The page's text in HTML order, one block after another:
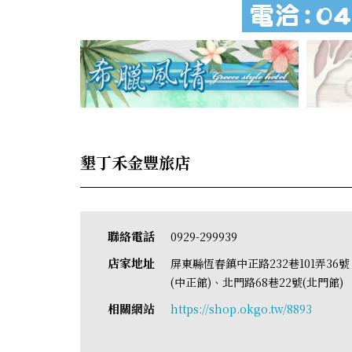
墾丁禾金豐旅店
聯絡電話 0929-299939
店家地址
屏東縣恆春鎮中正路232巷101弄36號
(中正館)、北門路68巷22號(北門
相關網站 https://shop.okgo.tw/8893